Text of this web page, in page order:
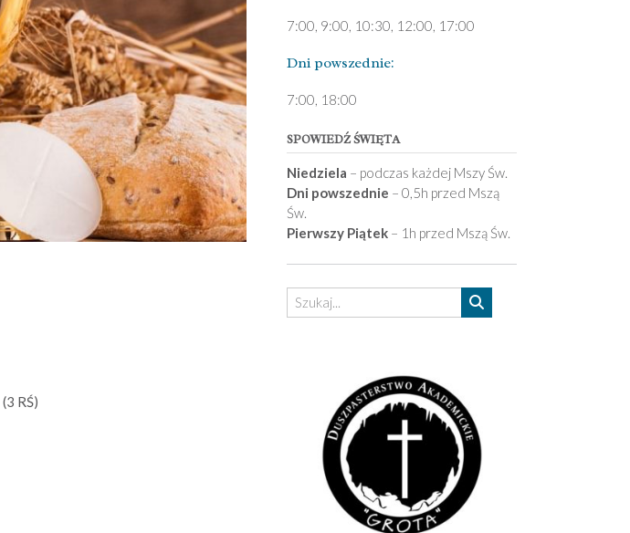
(3 RŚ)
7:00, 9:00, 10:30, 12:00, 17:00
Dni pows­zednie:
7­:00, 18:00­
SPOWIEDŹ ŚWIĘTA
Niedziela – podczas każdej Mszy Św.
Dni powszednie – 0,5h przed Mszą
Św.
Pierwszy Piątek– 1h przed Mszą Św.